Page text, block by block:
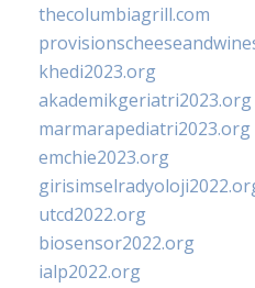
thecolumbiagrill.com
khedi2023.org
akademikgeriatri2023.org
marmarapediatri2023.org
emchie2023.org
utcd2022.org
biosensor2022.org
ialp2022.org